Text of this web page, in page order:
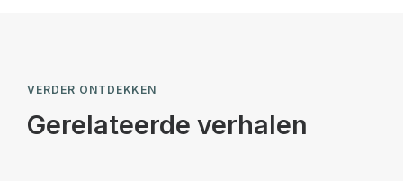
VERDER ONTDEKKEN
Gerelateerde verhalen